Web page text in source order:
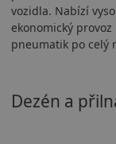
vozidla. Nabízí
ekonomický
pneumatik po celý
Dezén a